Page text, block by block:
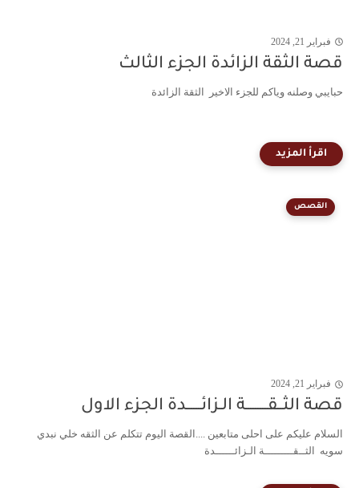
فبراير 21, 2024
قصة الثقة الزائدة الجزء الثالث
حبايبي وصلنه وياكم للجزء الاخير الثقة الزائدة
القصص
فبراير 21, 2024
قصة الثــقـــــــــة الـزائــــــدة الجزء الاول
السلام عليكم على احلى متابعين ....القصة اليوم تتكلم عن الثقه خلي نبدي
سويه الثــقـــــــــة الـزائــــــدة